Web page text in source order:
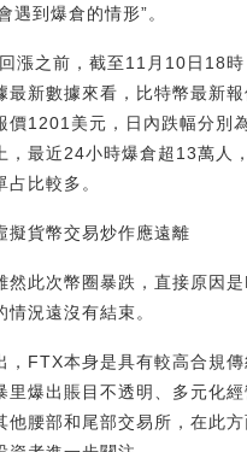
遇到爆倉的情形”。
漲之前，截至11月10日18
最新數據來看，比特幣最新報
價1201美元，日內跌幅分別
，最近24小時爆倉超13萬人
占比較多。
擬貨幣交易炒作應遠離
然此次幣圈暴跌，直接原因
情況遠沒有結束。
，FTX本身是具有較高合規
里爆出賬目不透明、多元化
他腰部和尾部交易所，在此